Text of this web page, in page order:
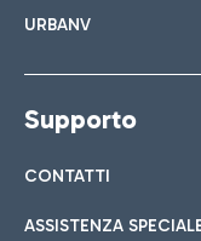
URBANV
Supporto
CONTATTI
ASSISTENZA